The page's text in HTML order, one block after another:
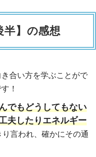
半】の感想
合い方を学ぶことがで
！
でもどうしてもない
夫したりエネルギー
り言われ、確かにその通